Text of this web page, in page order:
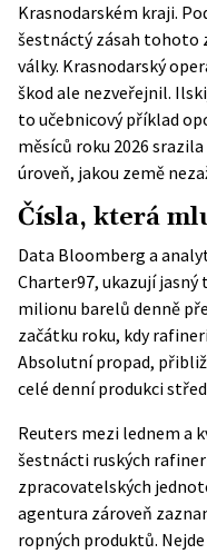
Krasnodarském kraji.
šestnáctý zásah tohoto
války. Krasnodarský
škod ale nezveřejnil.
to učebnicový příklad
měsíců roku 2026
úroveň, jakou země
Čísla, která
Data Bloomberg a
Charter97, ukazují jasný
milionu barelů denně
začátku roku, kdy
Absolutní propad,
celé denní produkci
Reuters mezi lednem a
šestnácti ruských
zpracovatelských
agentura zároveň
ropných produktů.